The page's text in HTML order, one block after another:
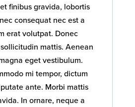
finibus gravida, lobortis
consequat nec est a
erat volutpat. Donec
mattis. Aenean
eget vestibulum.
mi tempor, dictum
ante. Morbi mattis
In ornare, neque a